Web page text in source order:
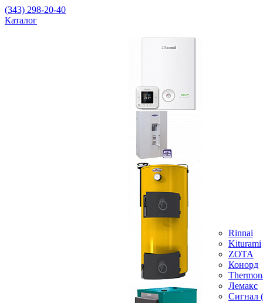
(343) 298-20-40
Каталог
Rinnai
Kiturami
ZOTA
Конорд
Лемакс